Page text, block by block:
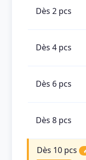
Dès 2 pcs
Dès 4 pcs
Dès 6 pcs
Dès 8 pcs
Dès 10 pcs